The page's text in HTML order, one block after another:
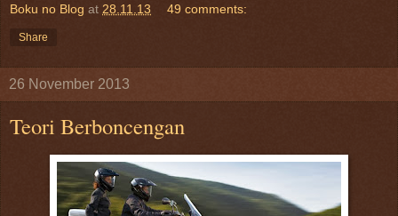
Boku no Blog at 28.11.13 49 comments:
Share
26 November 2013
Teori Berboncengan